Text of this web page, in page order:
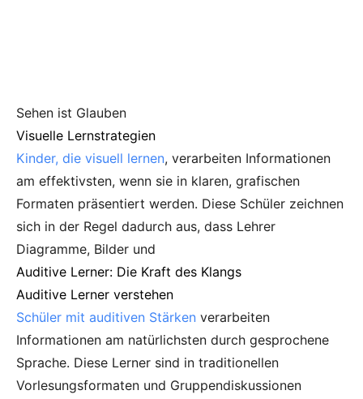
Sehen ist Glauben
Visuelle Lernstrategien
Kinder, die visuell lernen, verarbeiten Informationen
am effektivsten, wenn sie in klaren, grafischen
Formaten präsentiert werden. Diese Schüler zeichnen
sich in der Regel dadurch aus, dass Lehrer
Diagramme, Bilder und
Auditive Lerner: Die Kraft des Klangs
Auditive Lerner verstehen
Schüler mit auditiven Stärken verarbeiten
Informationen am natürlichsten durch gesprochene
Sprache. Diese Lerner sind in traditionellen
Vorlesungsformaten und Gruppendiskussionen